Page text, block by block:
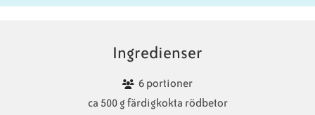
Ingredienser
6 portioner
ca 500 g färdigkokta rödbetor